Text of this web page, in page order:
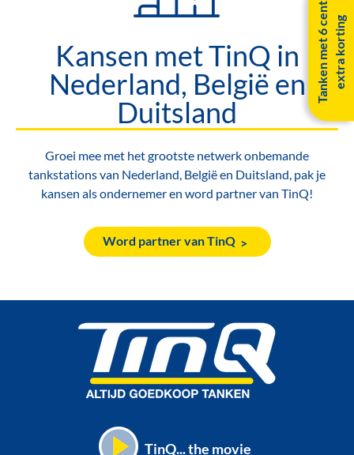
T
a
n
k
e
n
m
e
t
6
c
e
n
t
e
x
t
r
a
k
o
r
t
i
ng
Kansen met TinQ in
Nederland, België en
Duitsland
Groei mee met het grootste netwerk onbemande
tankstations van Nederland, België en Duitsland, pak je
kansen als ondernemer en word partner van TinQ!
Word partner van TinQ
TinQ... the movie